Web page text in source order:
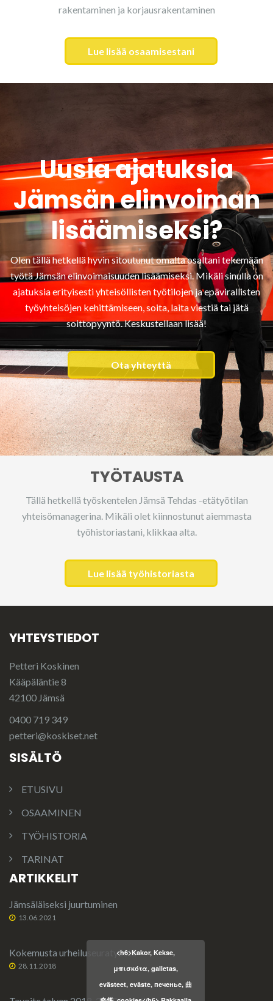
rakentaminen ja korjausrakentaminen
Lue lisää osaamisestani
Uusia ajatuksia
Jämsän elinvoiman
lisäämiseksi?
Olen tällä hetkellä hyvin sitoutunut omalta osaltani tekemään
työtä Jämsän elinvoimaisuuden lisäämiseksi. Mikäli sinulla on
ajatuksia erityisesti yhteisöllisten työtilojen ja epävirallisten
työyhteisöjen kehittämiseen, soita, laita viestiä tai jätä
soittopyyntö. Keskustellaan lisää!
Ota yhteyttä
TYÖTAUSTA
Tällä hetkellä työskentelen Jämsä Tehdas -etätyötilan
yhteisömanagerina. Mikäli olet kiinnostunut aiemmasta
työhistoriastani, klikkaa alta.
Lue lisää työhistoriasta
YHTEYSTIEDOT
Petteri Koskinen
Kääpäläntie 8
42100 Jämsä
0400 719 349
petteri@koskiset.net
SISÄLTÖ
ETUSIVU
OSAAMINEN
TYÖHISTORIA
TARINAT
ARTIKKELIT
Jämsäläiseksi juurtuminen
13.06.2021
Kokemusta urheiluseuratyöstä
28.11.2018
<h6>Kakor, Kekse,
μπισκότα, galletas,
evästeet, eväste, печенье, 曲